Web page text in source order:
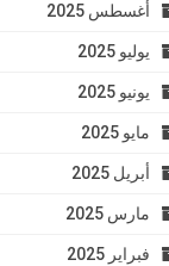
أغسطس 2025
يوليو 2025
يونيو 2025
مايو 2025
أبريل 2025
مارس 2025
فبراير 2025